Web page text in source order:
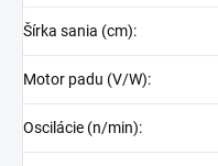
Šírka sania (cm):
Motor padu (V/W):
Oscilácie (n/min):